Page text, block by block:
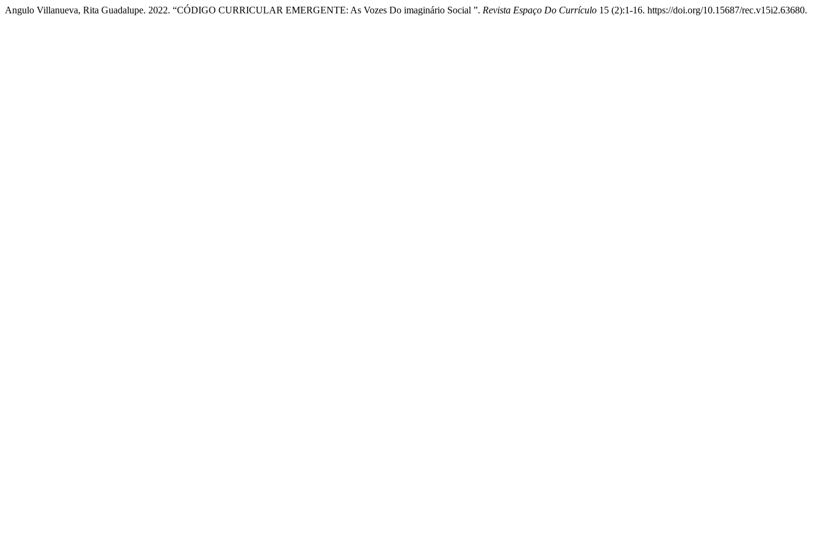
Angulo Villanueva, Rita Guadalupe. 2022. “CÓDIGO CURRICULAR EMERGENTE: As Vozes Do imaginário Social ”. Revista Espaço Do Currículo 15 (2):1-16. https://doi.org/10.15687/rec.v15i2.63680.